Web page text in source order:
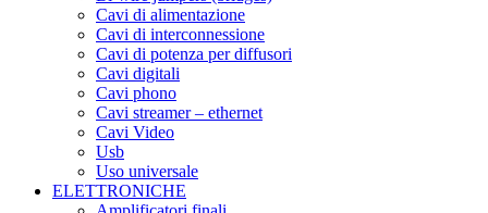
Cavi di alimentazione
Cavi di interconnessione
Cavi di potenza per diffusori
Cavi digitali
Cavi phono
Cavi streamer – ethernet
Cavi Video
Usb
Uso universale
ELETTRONICHE